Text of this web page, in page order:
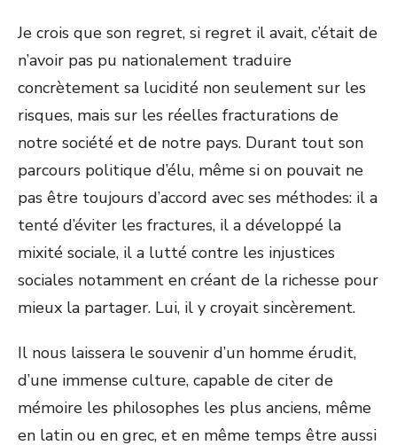
Je crois que son regret, si regret il avait, c’était de
n’avoir pas pu nationalement traduire
concrètement sa lucidité non seulement sur les
risques, mais sur les réelles fracturations de
notre société et de notre pays. Durant tout son
parcours politique d’élu, même si on pouvait ne
pas être toujours d’accord avec ses méthodes: il a
tenté d’éviter les fractures, il a développé la
mixité sociale, il a lutté contre les injustices
sociales notamment en créant de la richesse pour
mieux la partager. Lui, il y croyait sincèrement.
Il nous laissera le souvenir d’un homme érudit,
d’une immense culture, capable de citer de
mémoire les philosophes les plus anciens, même
en latin ou en grec, et en même temps être aussi